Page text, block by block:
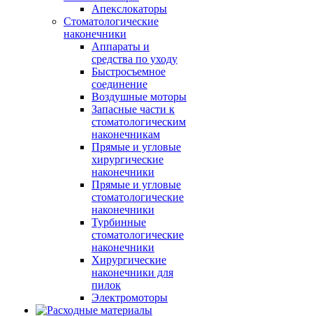
Апекслокаторы
Стоматологические
наконечники
Аппараты и
средства по уходу
Быстросъемное
соединение
Воздушные моторы
Запасные части к
стоматологическим
наконечникам
Прямые и угловые
хирургические
наконечники
Прямые и угловые
стоматологические
наконечники
Турбинные
стоматологические
наконечники
Хирургические
наконечники для
пилок
Электромоторы